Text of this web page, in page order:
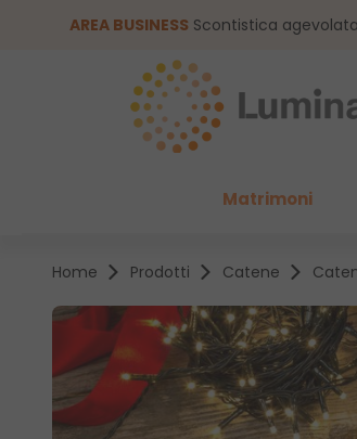
al contenuto principale
Salta alla ricerca
AREA BUSINESS Scontistica
Matrimoni
Home Prodotti Catene
Salta la galleria di immagini